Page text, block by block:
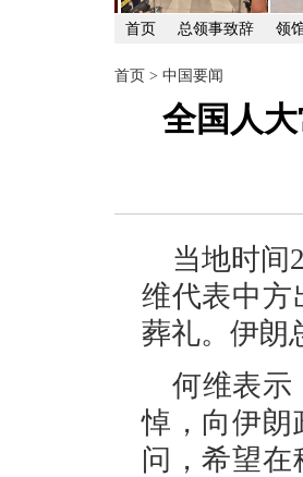
首页 总领事致辞 领
首页 > 中国要闻
全国人
当地时间
维代表中方
葬礼。伊朗
何维表示
悼，向伊朗
问，希望